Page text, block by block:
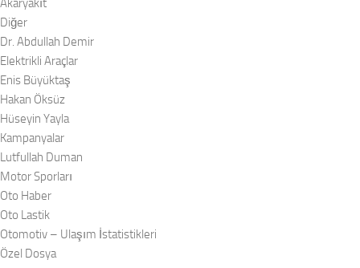
Akaryakıt
Diğer
Dr. Abdullah Demir
Elektrikli Araçlar
Enis Büyüktaş
Hakan Öksüz
Hüseyin Yayla
Kampanyalar
Lutfullah Duman
Motor Sporları
Oto Haber
Oto Lastik
Otomotiv – Ulaşım İstatistikleri
Özel Dosya